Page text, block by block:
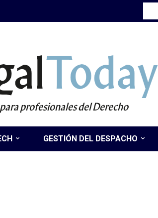
Today
profesionales del Derecho
GESTIÓN DEL DESPACHO